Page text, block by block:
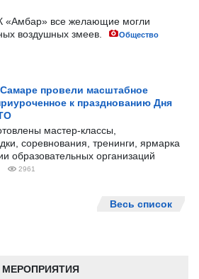
МЕРОПРИЯТИЯ
«Амбар» все желающие могли
воздушных змеев.
Общество
провели масштабное
к празднованию Дня
мастер-классы,
соревнования, тренинги, ярмарка
образовательных организаций
2961
Весь список